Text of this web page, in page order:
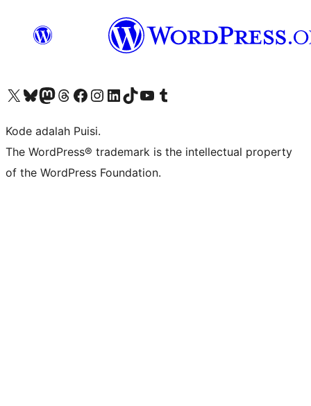
Kunjungi akun X (sebelumnya Twitter) kamiVisit our Bluesky account
Kunjungi akun Mastodon kami
Visit our Threads account
Kunjungi halaman Facebook kamiKunjungi akun Instagram kamiKunjungi akun LinkedIn kami
Visit our TikTok account
Kunjungi channel YouTube kamiVisit our Tumblr account
Kode adalah Puisi.
The WordPress® trademark is the intellectual property
of the WordPress Foundation.